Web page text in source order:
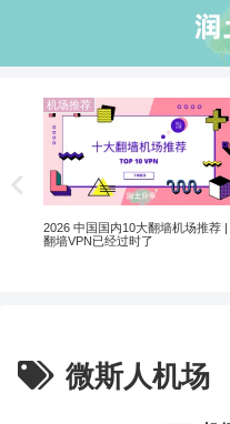
机场推荐
2026 中国国内10大翻墙机场推荐 |
翻墙VPN已经过时了
微斯人机场